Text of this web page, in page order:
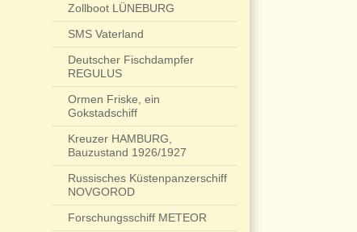
Zollboot LÜNEBURG
SMS Vaterland
Deutscher Fischdampfer
REGULUS
Ormen Friske, ein
Gokstadschiff
Kreuzer HAMBURG,
Bauzustand 1926/1927
Russisches Küstenpanzerschiff
NOVGOROD
Forschungsschiff METEOR